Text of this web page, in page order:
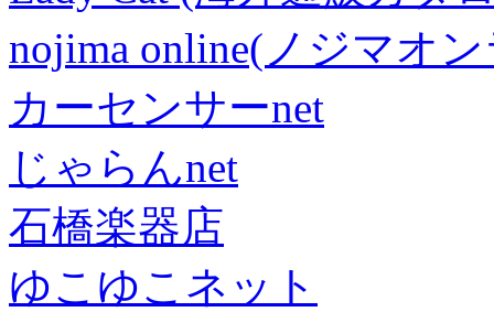
nojima online(ノジマオ
カーセンサーnet
じゃらんnet
石橋楽器店
ゆこゆこネット